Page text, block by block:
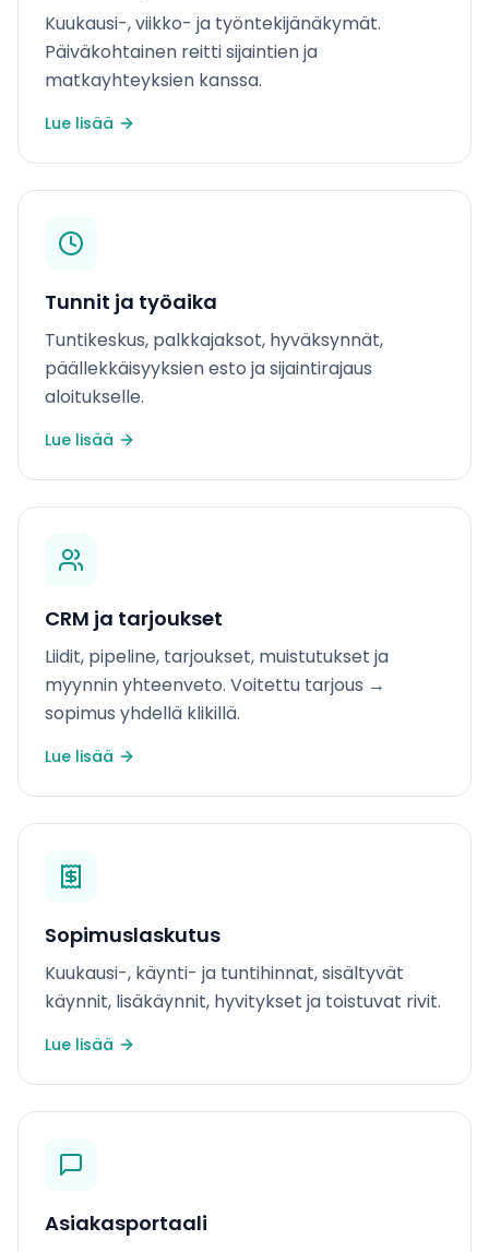
Kuukausi-, viikko- ja työntekijänäkymät.
Päiväkohtainen reitti sijaintien ja
matkayhteyksien kanssa.
Lue lisää
Tunnit ja työaika
Tuntikeskus, palkkajaksot, hyväksynnät,
päällekkäisyyksien esto ja sijaintirajaus
aloitukselle.
Lue lisää
CRM ja tarjoukset
Liidit, pipeline, tarjoukset, muistutukset ja
myynnin yhteenveto. Voitettu tarjous →
sopimus yhdellä klikillä.
Lue lisää
Sopimuslaskutus
Kuukausi-, käynti- ja tuntihinnat, sisältyvät
käynnit, lisäkäynnit, hyvitykset ja toistuvat rivit.
Lue lisää
Asiakasportaali